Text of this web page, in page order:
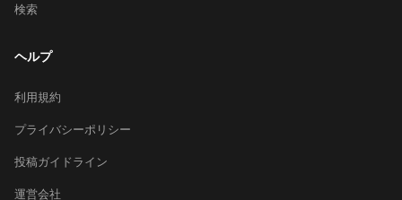
検索
ヘルプ
利用規約
プライバシーポリシー
投稿ガイドライン
運営会社